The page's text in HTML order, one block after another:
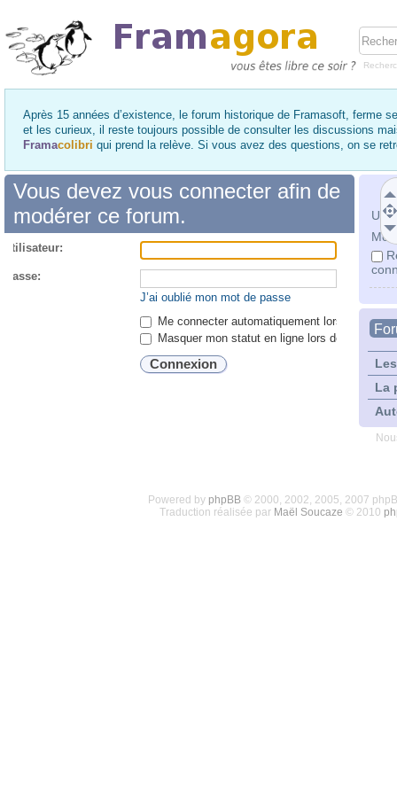
Après 15 années d’existence, le forum historique de Framasoft, ferme
et les curieux, il reste toujours possible de consulter les discussions
Framacolibri qui prend la relève. Si vous avez des questions, on se
Mot
La
Vous devez vous connecter afin de
modérer ce forum.
passe:
J’ai oublié mon mot de passe
Me connecter automatiquement lors de
Masquer mon statut en ligne lors de cette
Powered by phpBB© 2000, 2002, 2005, 2007
Traduction réalisée par Maël Soucaze © 2010